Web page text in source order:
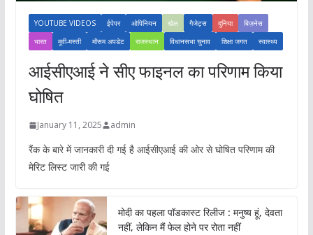
YOUTUBE VIDEOS ईपेपर ओपिनियन खेल गैजेट्स दुनिया
बिज़नेस
भारत
मूवी-मस्ती मौसम अपडेट राजस्थान विधानसभा चुनाव शिक्षा जगत स्वास्थ्य
आईसीएआई ने सीए फाइनल का परिणाम किया
घोषित
January 11, 2025 admin
रैंक के बारे में जानकारी दी गई है आईसीएआई की ओर से घोषित परिणाम की
मेरिट लिस्ट जारी की गई
मोदी का पहला पॉडकास्ट रिलीज : मनुष्य हूं, देवता
नहीं, लेकिन मैं फेल होने पर रोता नहीं